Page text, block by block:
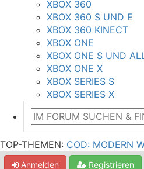
XBOX 360
XBOX 360 S UND E
XBOX 360 KINECT
XBOX ONE
XBOX ONE S UND
XBOX ONE X
XBOX SERIES S
XBOX SERIES X
TOP-THEMEN: COD: MODERN
Anmelden Registrieren